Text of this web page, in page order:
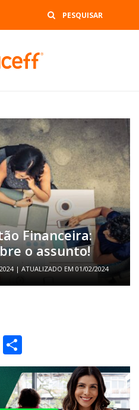
Financeira:
o assunto!
| ATUALIZADO EM 01/02/2024
Email